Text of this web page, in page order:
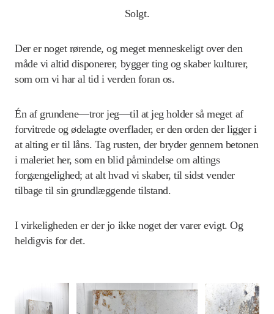
Solgt.
Der er noget rørende, og meget menneskeligt over den
måde vi altid disponerer, bygger ting og skaber kulturer,
som om vi har al tid i verden foran os.
Én af grundene—tror jeg—til at jeg holder så meget af
forvitrede og ødelagte overflader, er den orden der ligger i
at alting er til låns. Tag rusten, der bryder gennem betonen
i maleriet her, som en blid påmindelse om altings
forgængelighed; at alt hvad vi skaber, til sidst vender
tilbage til sin grundlæggende tilstand.
I virkeligheden er der jo ikke noget der varer evigt. Og
heldigvis for det.